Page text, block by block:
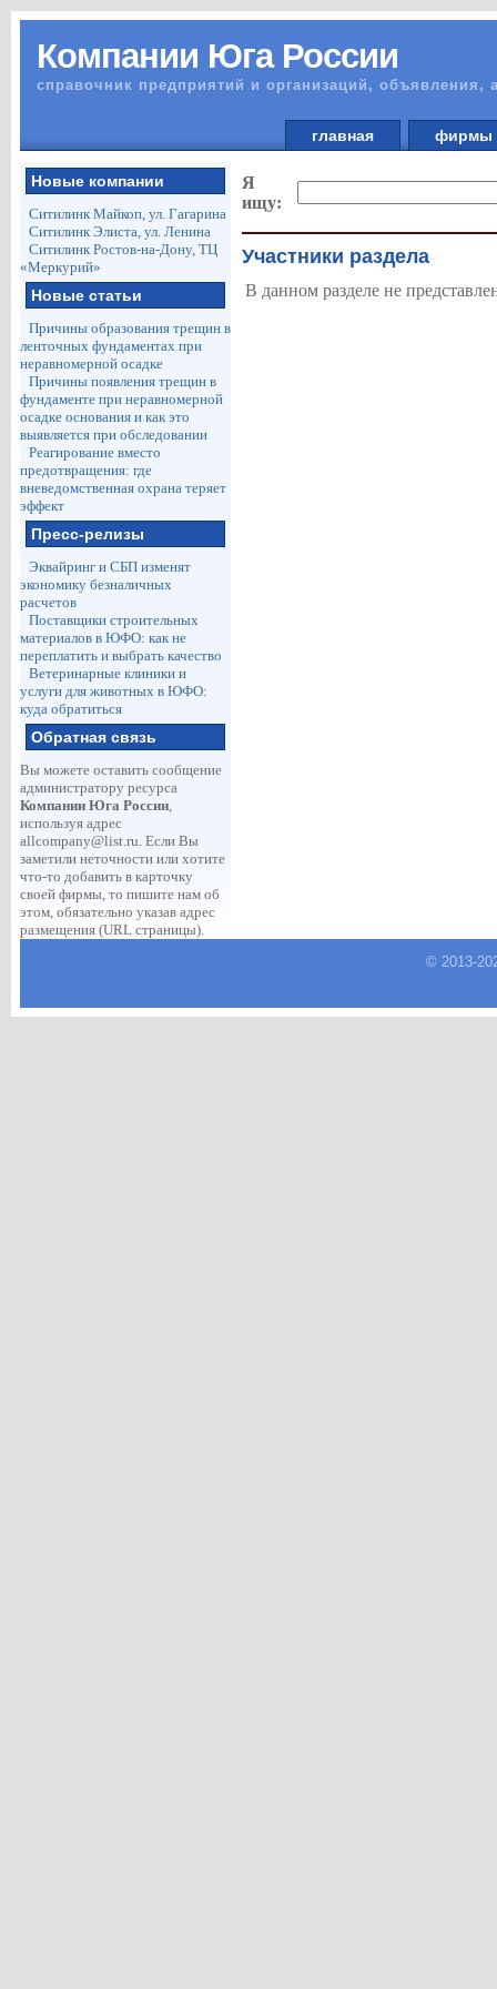
Компании Юга России
справочник предприятий и организаций, объявления,
главная
Новые компании
Ситилинк Майкоп, ул. Гагарина
Ситилинк Элиста, ул. Ленина
Ситилинк Ростов-на-Дону, ТЦ
«Меркурий»
Новые статьи
Причины образования трещин в
ленточных фундаментах при
неравномерной осадке
Причины появления трещин в
фундаменте при неравномерной
осадке основания и как это
выявляется при обследовании
Реагирование вместо
предотвращения: где
вневедомственная охрана теряет
эффект
Пресс-релизы
Эквайринг и СБП изменят
экономику безналичных
расчетов
Поставщики строительных
материалов в ЮФО: как не
переплатить и выбрать качество
Ветеринарные клиники и
услуги для животных в ЮФО:
куда обратиться
Обратная связь
Вы можете оставить сообщение
администратору ресурса
Компании Юга России,
используя адрес
allcompany@list.ru. Если Вы
заметили неточности или хотите
что-то добавить в карточку
своей фирмы, то пишите нам об
этом, обязательно указав адрес
размещения (URL страницы).
Я
ищу:
Участники раздела
В данном разделе не
© 2013-